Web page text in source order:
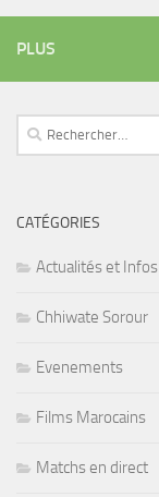
PLUS
Rechercher :
CATÉGORIES
Actualités et Infos
Chhiwate Sorour
Evenements
Films Marocains
Matchs en direct